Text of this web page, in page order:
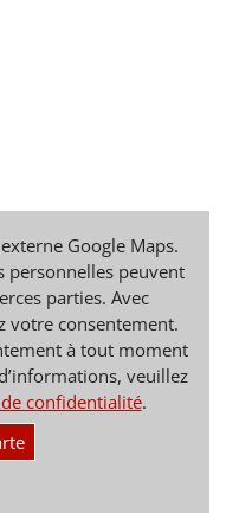
Google Maps.
personnelles peuvent
parties. Avec
votre consentement.
à tout moment
veuillez
confidentialité.